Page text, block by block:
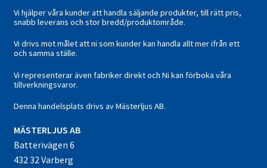
Vi hjälper våra kunder att handla säljande produkter, till rätt pris,
snabb leverans och stor bredd/produktområde.
Vi drivs mot målet att ni som kunder kan handla allt mer ifrån ett
och samma ställe.
Vi representerar även fabriker direkt och Ni kan förboka våra
tillverkningsvaror.
Denna handelsplats drivs av Mästerljus AB.
MÄSTERLJUS AB
Batterivägen 6
432 32 Varberg